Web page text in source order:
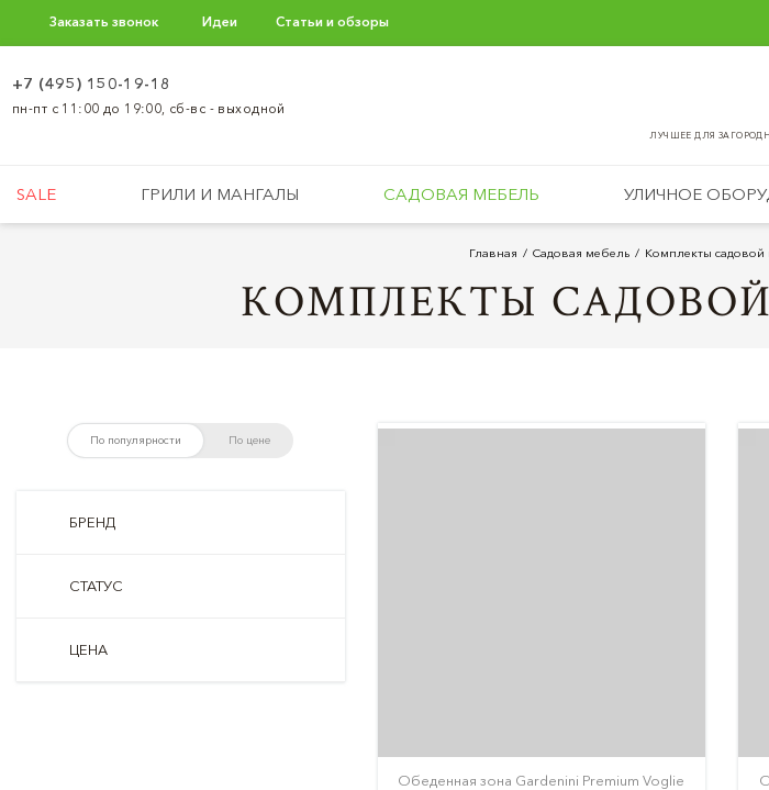
Заказать звонок Идеи Статьи и обзоры
ЛУЧШЕЕ ДЛЯ
+7 (495) 150-19-18
пн-пт с 11:00 до 19:00, сб-вс - выходной
SALE ГРИЛИ И МАНГАЛЫ САДОВАЯ МЕБЕЛЬ УЛИЧНОЕ
Главная Садовая мебель Комплекты садовой
КОМПЛЕКТЫ САДОВОЙ
По популярности По цене
БРЕНД
СТАТУС
ЦЕНА
Обеденная зона Gardenini Premium Voglie